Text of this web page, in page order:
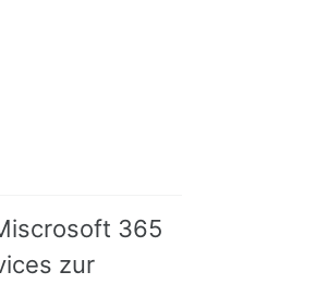
365
zur